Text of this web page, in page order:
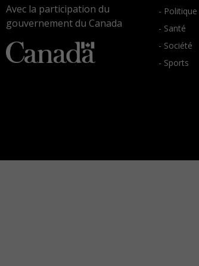
Avec la participation du
gouvernement du Canada
- Politique
- Santé
- Société
- Sports